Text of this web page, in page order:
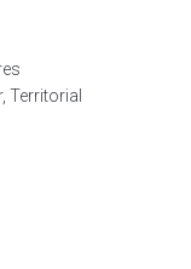
Territorial